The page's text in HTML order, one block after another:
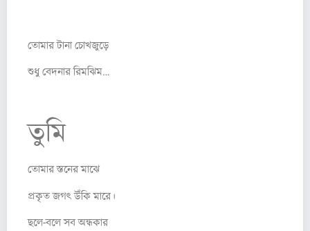
তোমার টানা চোখজুড়ে
শুধু বেদনার রিমঝিম…
তুমি
তোমার স্তনের মাঝে
প্রকৃত জগৎ উঁকি মারে।
ছলে-বলে সব অন্ধকার